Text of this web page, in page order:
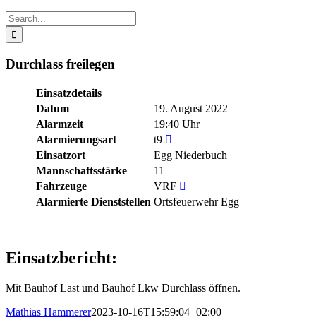
Search
for:
Durchlass freilegen
Einsatzdetails
Datum
19. August 2022
Alarmzeit
19:40 Uhr
Alarmierungsart
t9
Einsatzort
Egg Niederbuch
Mannschaftsstärke
11
Fahrzeuge
VRF
Alarmierte Dienststellen Ortsfeuerwehr Egg
Einsatzbericht:
Mit Bauhof Last und Bauhof Lkw Durchlass öffnen.
Mathias Hammerer2023-10-16T15:59:04+02:00